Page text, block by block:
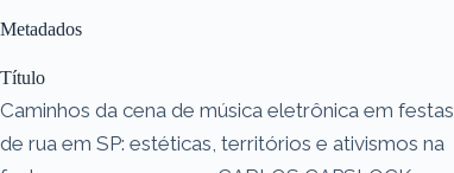
Metadados
Título
Caminhos da cena de música eletrônica em festas
de rua em SP: estéticas, territórios e ativismos na